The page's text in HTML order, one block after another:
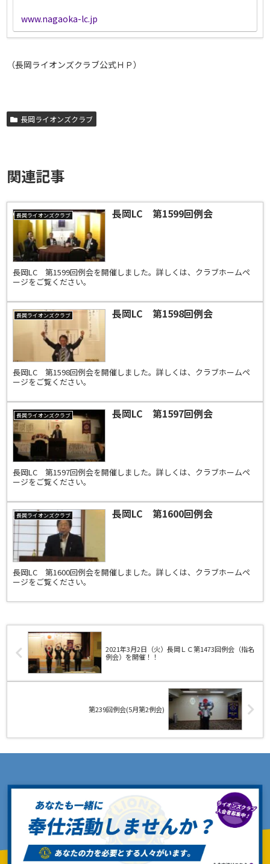
www.nagaoka-lc.jp
（長岡ライオンズクラブ公式ＨＰ）
長岡ライオンズクラブ
関連記事
長岡ライオンズクラブ 長岡LC 第1599回例会
長岡LC 第1599回例会を開催しました。詳しくは、クラブホームペ
ージをご覧ください。
長岡ライオンズクラブ 長岡LC 第1598回例会
長岡LC 第1598回例会を開催しました。詳しくは、クラブホームペ
ージをご覧ください。
長岡ライオンズクラブ 長岡LC 第1597回例会
長岡LC 第1597回例会を開催しました。詳しくは、クラブホームペ
ージをご覧ください。
長岡ライオンズクラブ 長岡LC 第1600回例会
長岡LC 第1600回例会を開催しました。詳しくは、クラブホームペ
ージをご覧ください。
2021年3月2日（火）長岡ＬＣ第1473回例会（指名
例会）を開催！！
第239回例会(5月第2例会)